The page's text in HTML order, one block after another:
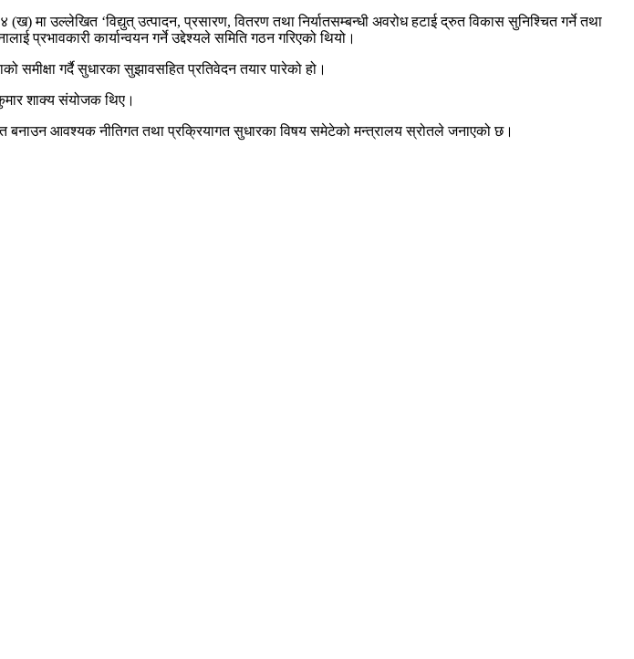
उल्लेखित ‘विद्युत् उत्पादन, प्रसारण, वितरण तथा निर्यातसम्बन्धी अवरोध हटाई द्रुत विकास सुनिश्चित गर्ने तथा
प्रभावकारी कार्यान्वयन गर्ने उद्देश्यले समिति गठन गरिएको थियो।
समीक्षा गर्दै सुधारका सुझावसहित प्रतिवेदन तयार पारेको हो।
शाक्य संयोजक थिए।
बनाउन आवश्यक नीतिगत तथा प्रक्रियागत सुधारका विषय समेटेको मन्त्रालय स्रोतले जनाएको छ।